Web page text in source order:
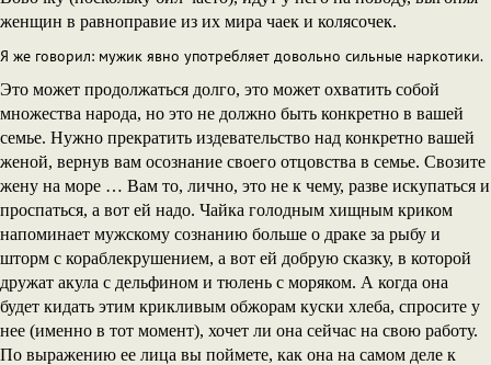
женщин в равноправие из их мира чаек и колясочек.
Я же говорил: мужик явно употребляет довольно сильные наркотики.
Это может продолжаться долго, это может охватить собой
множества народа, но это не должно быть конкретно в вашей
семье. Нужно прекратить издевательство над конкретно вашей
женой, вернув вам осознание своего отцовства в семье. Свозите
жену на море … Вам то, лично, это не к чему, разве искупаться и
проспаться, а вот ей надо. Чайка голодным хищным криком
напоминает мужскому сознанию больше о драке за рыбу и
шторм с кораблекрушением, а вот ей добрую сказку, в которой
дружат акула с дельфином и тюлень с моряком. А когда она
будет кидать этим крикливым обжорам куски хлеба, спросите у
нее (именно в тот момент), хочет ли она сейчас на свою работу.
По выражению ее лица вы поймете, как она на самом деле к